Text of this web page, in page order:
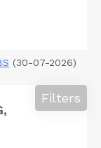
(30-07-2026)
Filters